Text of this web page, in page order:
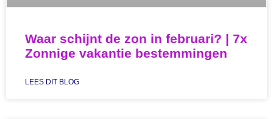
Waar schijnt de zon in februari? | 7x
Zonnige vakantie bestemmingen
LEES DIT BLOG